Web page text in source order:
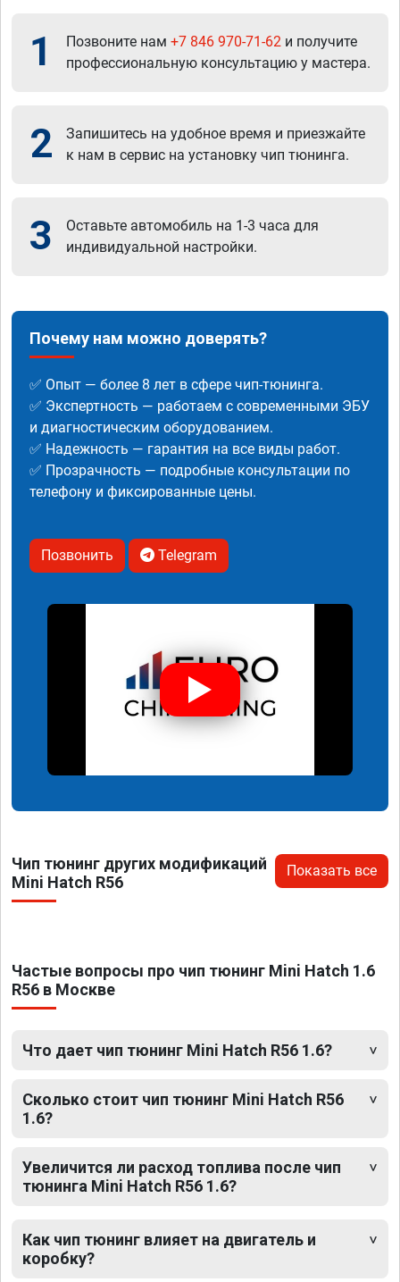
1 Позвоните нам +7 846 970-71-62 и получите
профессиональную консультацию у мастера.
2
Запишитесь на удобное время и приезжайте
к нам в сервис на установку чип тюнинга.
3
Оставьте автомобиль на 1-3 часа для
индивидуальной настройки.
Почему нам можно доверять?
✅ Опыт — более 8 лет в сфере чип-тюнинга.
✅ Экспертность — работаем с современными ЭБУ
и диагностическим оборудованием.
✅ Надежность — гарантия на все виды работ.
✅ Прозрачность — подробные консультации по
телефону и фиксированные цены.
Позвонить Telegram
Чип тюнинг других модификаций
Mini Hatch R56
Показать все
Частые вопросы про чип тюнинг Mini Hatch 1.6
R56 в Москве
Что дает чип тюнинг Mini Hatch R56 1.6?
Сколько стоит чип тюнинг Mini Hatch R56
1.6?
Увеличится ли расход топлива после чип
тюнинга Mini Hatch R56 1.6?
Как чип тюнинг влияет на двигатель и
коробку?